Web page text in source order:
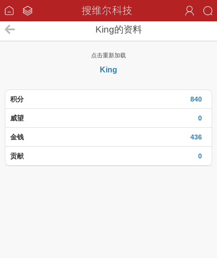
King的资料
点击重新加载
King
840
积分
0
威望
436
金钱
0
贡献